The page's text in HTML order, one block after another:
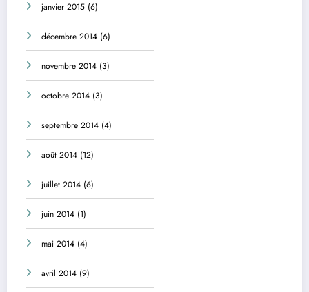
janvier 2015 (6)
décembre 2014 (6)
novembre 2014 (3)
octobre 2014 (3)
septembre 2014 (4)
août 2014 (12)
juillet 2014 (6)
juin 2014 (1)
mai 2014 (4)
avril 2014 (9)